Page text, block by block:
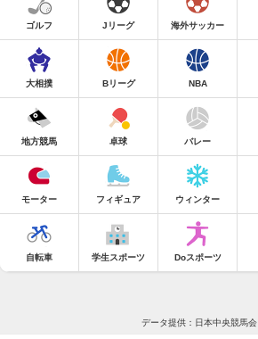
ゴルフ Jリーグ 海外サッカー
大相撲 Bリーグ NBA
地方競馬 卓球 バレー
モーター フィギュア ウィンター
自転車 学生スポーツ Doスポーツ
データ提供：日本中央競馬会